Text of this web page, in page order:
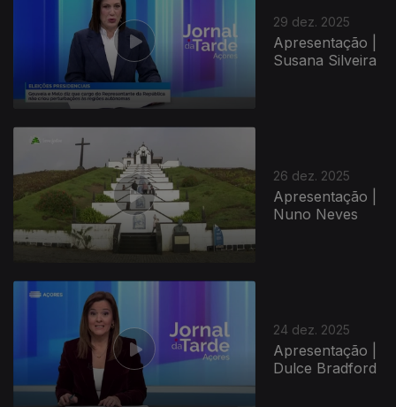
29 dez. 2025
Apresentação |
Susana Silveira
26 dez. 2025
Apresentação |
Nuno Neves
24 dez. 2025
Apresentação |
Dulce Bradford